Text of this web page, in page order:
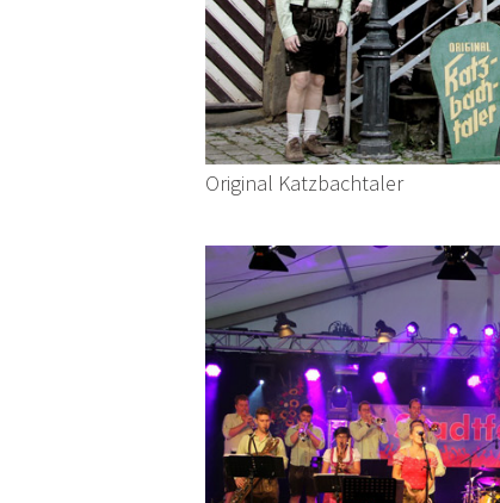
Original Katzbachtaler